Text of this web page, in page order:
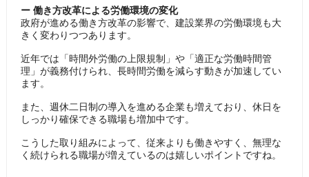
ー 働き方改革による労働環境の変化
政府が進める働き方改革の影響で、建設業界の労働環境も大
きく変わりつつあります。
近年では「時間外労働の上限規制」や「適正な労働時間管
理」が義務付けられ、長時間労働を減らす動きが加速してい
ます。
また、週休二日制の導入を進める企業も増えており、休日を
しっかり確保できる職場も増加中です。
こうした取り組みによって、従来よりも働きやすく、無理な
く続けられる職場が増えているのは嬉しいポイントですね。